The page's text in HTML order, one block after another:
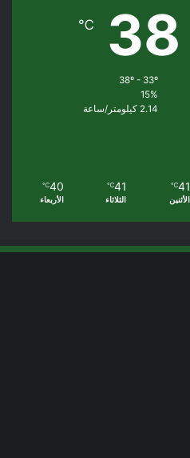
38
℃
38º - 33º
15%
2.14 كيلومتر/ساعة
41
℃
الأثنين
41
℃
الثلاثاء
40
℃
الأربعاء